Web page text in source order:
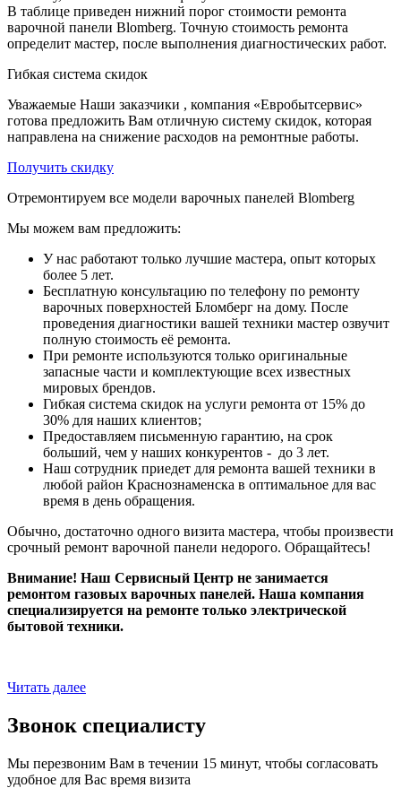
В таблице приведен нижний порог стоимости ремонта
варочной панели Blomberg. Точную стоимость ремонта
определит мастер, после выполнения диагностических работ.
Гибкая система скидок
Уважаемые Наши заказчики , компания «Евробытсервис»
готова предложить Вам отличную систему скидок, которая
направлена на снижение расходов на ремонтные работы.
Получить скидку
Отремонтируем все модели варочных панелей Blomberg
Мы можем вам предложить:
У нас работают только лучшие мастера, опыт которых
более 5 лет.
Бесплатную консультацию по телефону по ремонту
варочных поверхностей Бломберг на дому. После
проведения диагностики вашей техники мастер озвучит
полную стоимость её ремонта.
При ремонте используются только оригинальные
запасные части и комплектующие всех известных
мировых брендов.
Гибкая система скидок на услуги ремонта от 15% до
30% для наших клиентов;
Предоставляем письменную гарантию, на срок
больший, чем у наших конкурентов - до 3 лет.
Наш сотрудник приедет для ремонта вашей техники в
любой район Краснознаменска в оптимальное для вас
время в день обращения.
Обычно, достаточно одного визита мастера, чтобы произвести
срочный ремонт варочной панели недорого. Обращайтесь!
Внимание! Наш Сервисный Центр не занимается
ремонтом газовых варочных панелей. Наша компания
специализируется на ремонте только электрической
бытовой техники.
Читать далее
Звонок специалисту
Мы перезвоним Вам в течении 15 минут, чтобы согласовать
удобное для Вас время визита